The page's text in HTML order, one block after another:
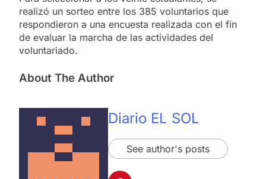
realizó un sorteo entre los 385 voluntarios que
respondieron a una encuesta realizada con el fin
de evaluar la marcha de las actividades del
voluntariado.
About The Author
Diario EL SOL
See author's posts